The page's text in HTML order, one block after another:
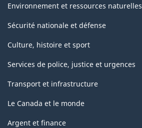
Environnement et ressources naturelles
Sécurité nationale et défense
Culture, histoire et sport
Services de police, justice et urgences
Transport et infrastructure
Le Canada et le monde
Argent et finance